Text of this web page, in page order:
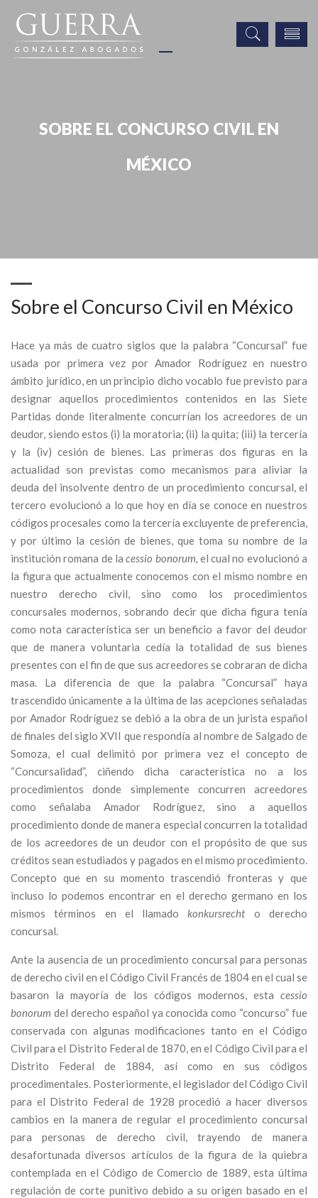
SOBRE EL CONCURSO CIVIL EN
MÉXICO
Sobre el Concurso Civil en México
Hace ya más de cuatro siglos que la palabra “Concursal” fue
usada por primera vez por Amador Rodríguez en nuestro
ámbito jurídico, en un principio dicho vocablo fue previsto para
designar aquellos procedimientos contenidos en las Siete
Partidas donde literalmente concurrían los acreedores de un
deudor, siendo estos (i) la moratoria; (ii) la quita; (iii) la tercería
y la (iv) cesión de bienes. Las primeras dos figuras en la
actualidad son previstas como mecanismos para aliviar la
deuda del insolvente dentro de un procedimiento concursal, el
tercero evolucionó a lo que hoy en día se conoce en nuestros
códigos procesales como la tercería excluyente de preferencia,
y por último la cesión de bienes, que toma su nombre de la
institución romana de lacessio bonorum, el cual no evolucionó a
la figura que actualmente conocemos con el mismo nombre en
nuestro derecho civil, sino como los procedimientos
concursales modernos, sobrando decir que dicha figura tenía
como nota característica ser un beneficio a favor del deudor
que de manera voluntaria cedía la totalidad de sus bienes
presentes con el fin de que sus acreedores se cobraran de dicha
masa. La diferencia de que la palabra “Concursal” haya
trascendido únicamente a la última de las acepciones señaladas
por Amador Rodríguez se debió a la obra de un jurista español
de finales del siglo XVII que respondía al nombre de Salgado de
Somoza, el cual delimitó por primera vez el concepto de
“Concursalidad”, ciñendo dicha característica no a los
procedimientos donde simplemente concurren acreedores
como señalaba Amador Rodríguez, sino a aquellos
procedimiento donde de manera especial concurren la totalidad
de los acreedores de un deudor con el propósito de que sus
créditos sean estudiados y pagados en el mismo procedimiento.
Concepto que en su momento trascendió fronteras y que
incluso lo podemos encontrar en el derecho germano en los
mismos términos en el llamadokonkursrecht o derecho
concursal.
Ante la ausencia de un procedimiento concursal para personas
de derecho civil en el Código Civil Francés de 1804 en el cual se
basaron la mayoría de los códigos modernos, esta cessio
bonorum del derecho español ya conocida como “concurso” fue
conservada con algunas modificaciones tanto en el Código
Civil para el Distrito Federal de 1870, en el Código Civil para el
Distrito Federal de 1884, así como en sus códigos
procedimentales. Posteriormente, el legislador del Código Civil
para el Distrito Federal de 1928 procedió a hacer diversos
cambios en la manera de regular el procedimiento concursal
para personas de derecho civil, trayendo de manera
desafortunada diversos artículos de la figura de la quiebra
contemplada en el Código de Comercio de 1889, esta última
regulación de corte punitivo debido a su origen basado en el